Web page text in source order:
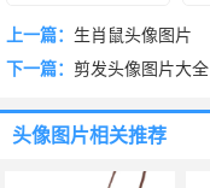
上一篇： 生肖鼠头像图片
下一篇： 剪发头像图片大全
头像图片相关推荐